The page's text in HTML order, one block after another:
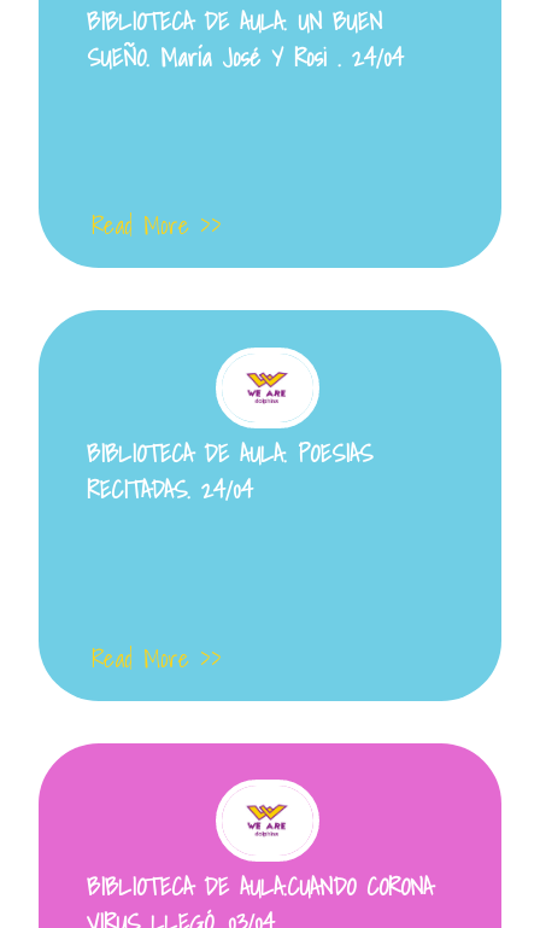
BIBLIOTECA DE AULA. UN BUEN
SUEÑO. María José Y Rosi . 24/04
Read More >>
BIBLIOTECA DE AULA. POESIAS
RECITADAS. 24/04
Read More >>
BIBLIOTECA DE AULA.CUANDO CORONA